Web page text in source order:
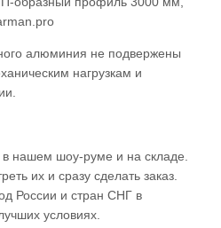
алюминия не подвержены
нагрузкам и
нашем шоу-руме и на складе.
их и сразу сделать заказ.
России и стран СНГ в
условиях.